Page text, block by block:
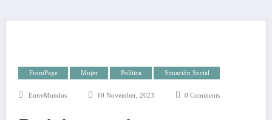
FrontPage Mujer Política Situación Social
EntreMundos 10 November, 2023 0 Comments